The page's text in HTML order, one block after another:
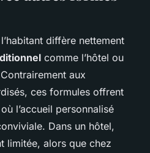
diffère nettement
comme l’hôtel ou
aux
ces formules offrent
l’accueil personnalisé
Dans un hôtel,
limitée, alors que chez